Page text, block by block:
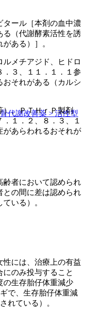
骨代謝改善薬 > 活性型
ール［本剤の血中濃
（代謝酵素活性を誘
ある）］。
メチアジド、ヒドロ
．３、１１．１．１参
おそれがある（カルシ
、ＰＴＨｒＰ製剤
１．２、８．３、１
があらわれるおそれが
齢者において認められ
との間に差は認められ
いる）。
には、治療上の有益
のみ投与すること
の生存胎仔体重減少
で、生存胎仔体重減
れている）。